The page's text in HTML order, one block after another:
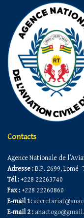
Contacts
Agence Nationale de
Adresse :B.P. 2699, Lomé -
Tél : +228 22263740
Fax : +228 22260860
E-mail 1:
E-mail 2 :